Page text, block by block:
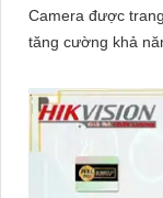
Camera được
tăng cường khả